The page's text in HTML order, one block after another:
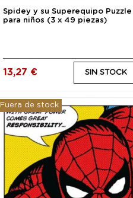
Spidey y su Superequipo Puzzle
para niños (3 x 49 piezas)
13,27 € SIN STOCK
Fuera de stock